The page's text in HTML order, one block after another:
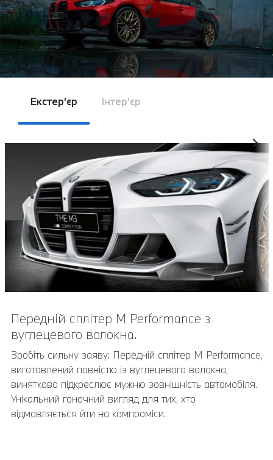
Екстер'єр Інтер’єр
Передній сплітер M Performance з
вуглецевого волокна.
Зробіть сильну заяву: Передній сплітер M Performance,
виготовлений повністю із вуглецевого волокна,
винятково підкреслює мужню зовнішність автомобіля.
Унікальний гоночний вигляд для тих, хто
відмовляється йти на компроміси.
Декоративні планки M Performance з
вуглецевого волокна.
Візуальне захоплення: Декоративні планки M
Performance повністю виготовлені з вуглецевого
волокна з відкритими порами. Спеціальна обробка
декоративних панелей не тільки надає їм особливо
вражаючий вигляд, але й приємні відчуття. Для